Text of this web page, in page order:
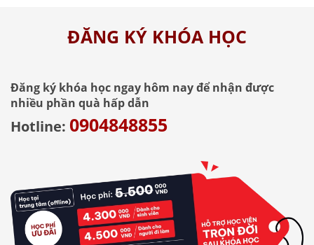
ĐĂNG KÝ KHÓA HỌC
Đăng ký khóa học ngay hôm nay để nhận được
nhiều phần quà hấp dẫn
Hotline: 0904848855